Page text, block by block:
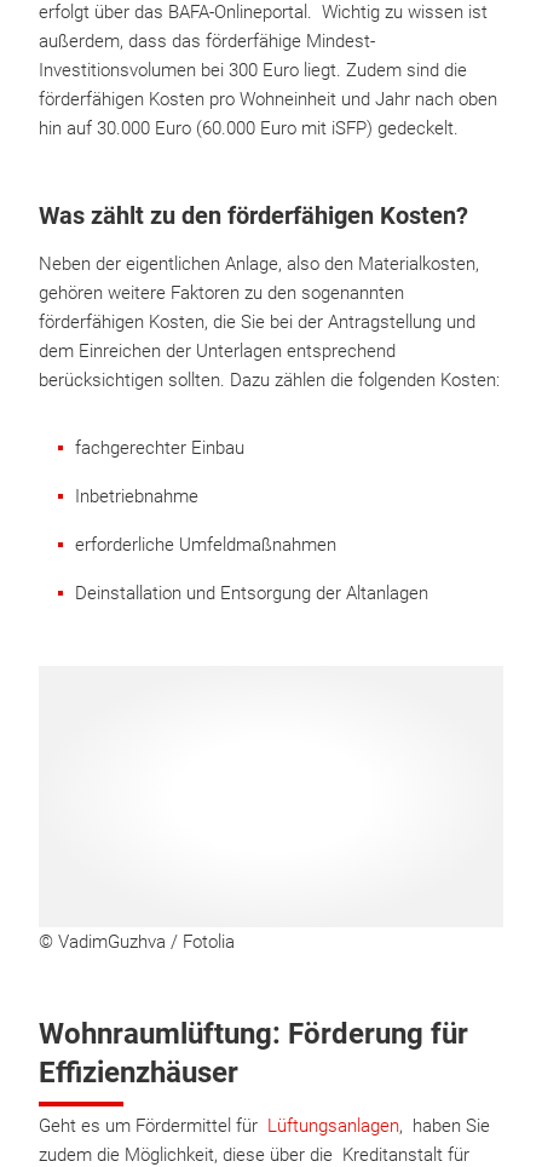
erfolgt über das BAFA-Onlineportal. Wichtig zu wissen ist
außerdem, dass das förderfähige Mindest-
Investitionsvolumen bei 300 Euro liegt. Zudem sind die
förderfähigen Kosten pro Wohneinheit und Jahr nach oben
hin auf 30.000 Euro (60.000 Euro mit iSFP) gedeckelt.
Was zählt zu den förderfähigen Kosten?
Neben der eigentlichen Anlage, also den Materialkosten,
gehören weitere Faktoren zu den sogenannten
förderfähigen Kosten, die Sie bei der Antragstellung und
dem Einreichen der Unterlagen entsprechend
berücksichtigen sollten. Dazu zählen die folgenden Kosten:
fachgerechter Einbau
Inbetriebnahme
erforderliche Umfeldmaßnahmen
Deinstallation und Entsorgung der Altanlagen
© VadimGuzhva / Fotolia
Wohnraumlüftung: Förderung für
Effizienzhäuser
Geht es um Fördermittel für Lüftungsanlagen, haben Sie
zudem die Möglichkeit, diese über die Kreditanstalt für